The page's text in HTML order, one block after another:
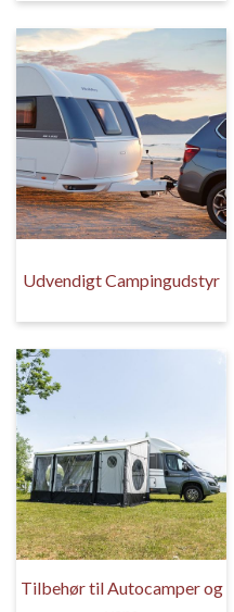
Udvendigt Campingudstyr
Tilbehør til Autocamper og